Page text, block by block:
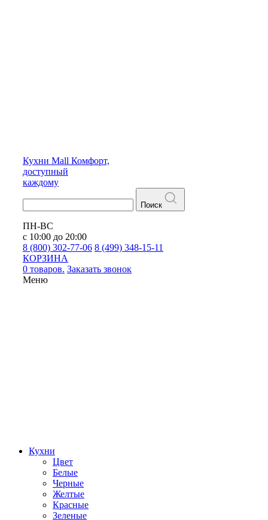
Кухни Mall Комфорт,
доступный
каждому
Поиск
ПН-ВС
с 10:00 до 20:00
8 (800) 302-77-06 8 (499) 348-15-11
КОРЗИНА
0 товаров. Заказать звонок
Меню
Кухни
Цвет
Белые
Черные
Желтые
Красные
Зеленые